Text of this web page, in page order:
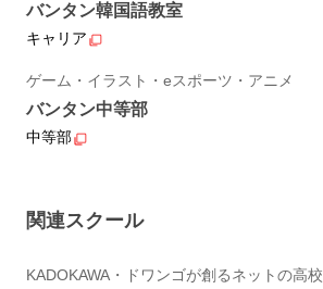
バンタン韓国語教室
キャリア
ゲーム・イラスト・eスポーツ・アニメ
バンタン中等部
中等部
関連スクール
KADOKAWA・ドワンゴが創るネットの高校